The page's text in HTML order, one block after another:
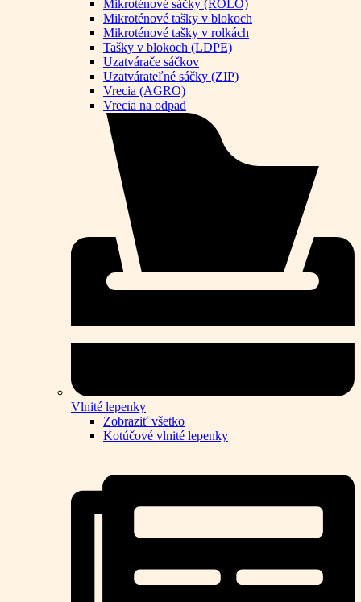
Mikroténové sáčky (ROLO)
Mikroténové tašky v blokoch
Mikroténové tašky v rolkách
Tašky v blokoch (LDPE)
Uzatvárače sáčkov
Uzatvárateľné sáčky (ZIP)
Vrecia (AGRO)
Vrecia na odpad
Vlnité lepenky
Zobraziť všetko
Kotúčové vlnité lepenky